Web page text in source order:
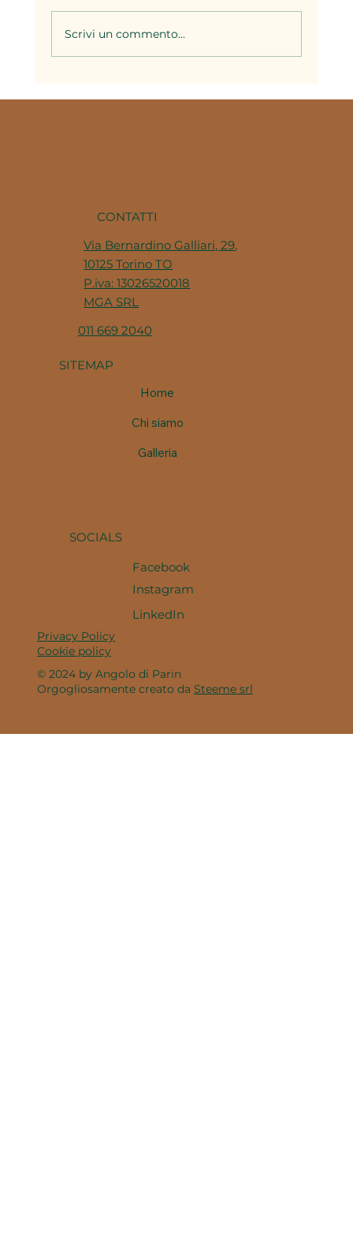
Scrivi un commento...
CONTATTI
Via Bernardino Galliari, 29,
10125 Torino TO
P.iva: 13026520018
MGA SRL
011 669 2040
SITEMAP
Home
Chi siamo
Galleria
SOCIALS
Facebook
Instagram
LinkedIn
Privacy Policy
Cookie policy
© 2024 by Angolo di Parin
Orgogliosamente creato da Steeme srl